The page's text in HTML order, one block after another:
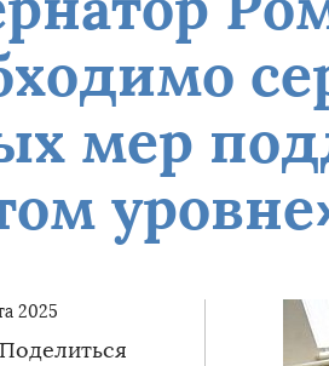
мер
2025
Поделиться